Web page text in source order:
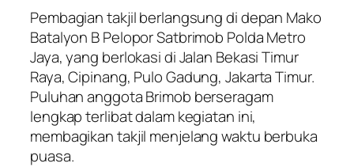
Pembagian takjil berlangsung di depan Mako
Batalyon B Pelopor Satbrimob Polda Metro
Jaya, yang berlokasi di Jalan Bekasi Timur
Raya, Cipinang, Pulo Gadung, Jakarta Timur.
Puluhan anggota Brimob berseragam
lengkap terlibat dalam kegiatan ini,
membagikan takjil menjelang waktu berbuka
puasa.